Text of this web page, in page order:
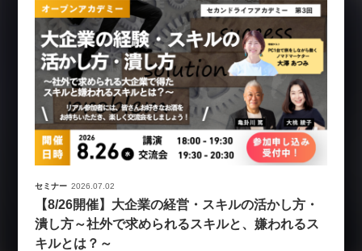
セミナー 2026.07.02
【8/26開催】大企業の経営・スキルの活かし方・
潰し方～社外で求められるスキルと、嫌われるス
キルとは？～